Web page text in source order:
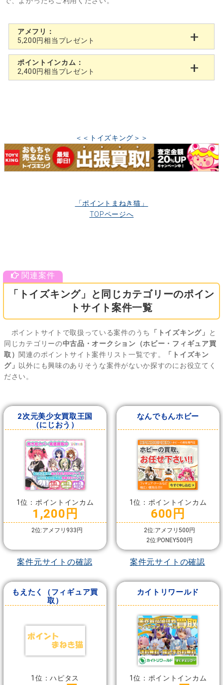
アメフリ：
5,200円相当プレゼント
ポイントインカム：
2,400円相当プレゼント
＜＜トイズキング＞＞
「ポイントまねき猫」
TOPページへ
「トイズキング」と同じカテゴリーのポイン
トサイト案件一覧
ポイントサイトで取扱っている案件のうち 「トイズキング」
と
同じカテゴリーの中古品・オークション（ホビー・フィギュア買
取） 関連のポイントサイト案件リスト一覧です。
「トイズキン
グ」 以外にも興味のありそうな案件がないか探すのにお役立てく
ださい。
2次元美少女買取王国
（にじおう）
1位：ポイントインカム
1,200円
2位:アメフリ933円
案件元サイトの確認
なんでもんホビー
1位：ポイントインカム
600円
2位:アメフリ500円
2位:PONEY500円
案件元サイトの確認
もえたく（フィギュア買
取）
1位：ハピタス
カイトリワールド
1位：ポイントインカム